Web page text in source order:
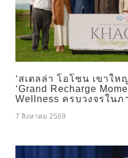
‘สเตลล่า โอโซน เขาใ
‘Grand Recharge
Wellness ครบวงจรในภ
7 สิงหาคม 2569